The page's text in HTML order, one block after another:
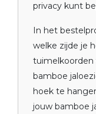
privacy kunt
In het
welke zijde je
tuimelkoorden
bamboe
hoek te
jouw bamboe